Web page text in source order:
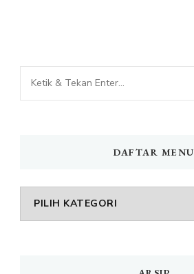
Mencari
Sesuatu?
DAFTAR MENU
DAFTAR
MENU